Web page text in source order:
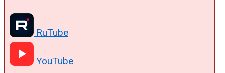
RuTube
YouTube